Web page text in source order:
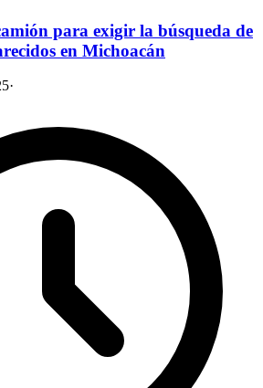
para exigir la búsqueda de
en Michoacán
·